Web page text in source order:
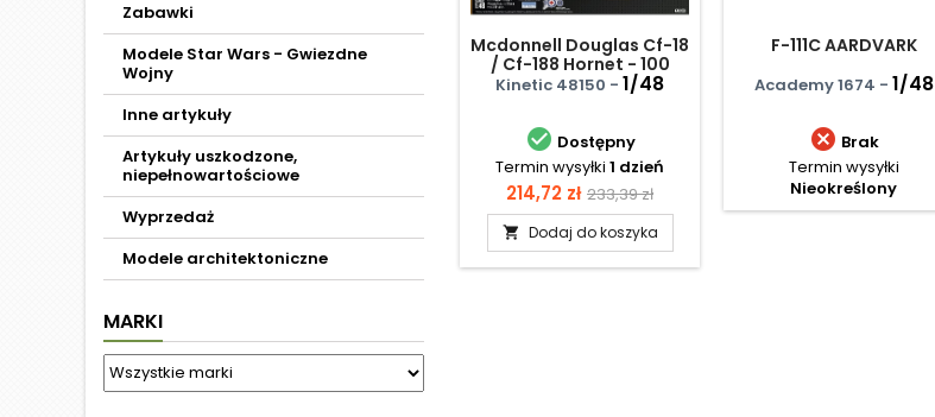
Zabawki
Modele Star Wars - Gwiezdne
Wojny
Inne artykuły
Artykuły uszkodzone,
niepełnowartościowe
Wyprzedaż
Modele architektoniczne
MARKI
Mcdonnell Douglas Cf-18
/ Cf-188 Hornet - 100
Years Canadian Air
Kinetic 48150 - 1/48
 Dostępny
Termin wysyłki 1 dzień
Cena
214,72 zł Cena
podstawowa
233,39 zł
 Dodaj do koszyka
F-111C AARDVARK
Academy 1674 - 1/48
 Brak
Termin wysyłki
Nieokreślony